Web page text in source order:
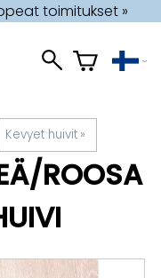
toimitukset »
Kevyet huivit ‪»
ROOSA